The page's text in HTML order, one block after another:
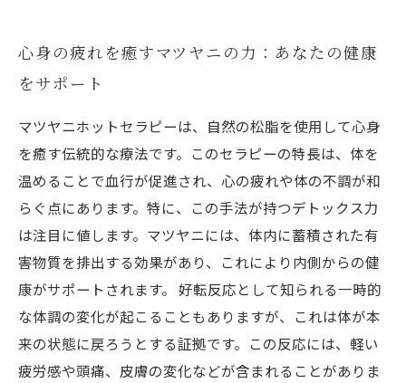
心身の疲れを癒すマツヤニの力：あなたの健康
をサポート
マツヤニホットセラピーは、自然の松脂を使用して心身
を癒す伝統的な療法です。このセラピーの特長は、体を
温めることで血行が促進され、心の疲れや体の不調が和
らぐ点にあります。特に、この手法が持つデトックス力
は注目に値します。マツヤニには、体内に蓄積された有
害物質を排出する効果があり、これにより内側からの健
康がサポートされます。 好転反応として知られる一時的
な体調の変化が起こることもありますが、これは体が本
来の状態に戻ろうとする証拠です。この反応には、軽い
疲労感や頭痛、皮膚の変化などが含まれることがありま